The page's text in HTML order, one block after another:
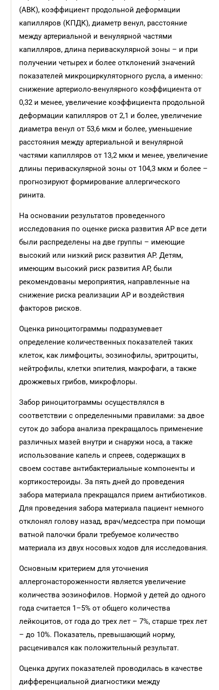
(АВК), коэффициент продольной деформации
капилляров (КПДК), диаметр венул, расстояние
между артериальной и венулярной частями
капилляров, длина периваскулярной зоны – и при
получении четырех и более отклонений значений
показателей микроциркуляторного русла, а именно:
снижение артериоло-венулярного коэффициента от
0,32 и менее, увеличение коэффициента продольной
деформации капилляров от 2,1 и более, увеличение
диаметра венул от 53,6 мкм и более, уменьшение
расстояния между артериальной и венулярной
частями капилляров от 13,2 мкм и менее, увеличение
длины периваскулярной зоны от 104,3 мкм и более –
прогнозируют формирование аллергического
ринита.
На основании результатов проведенного
исследования по оценке риска развития АР все дети
были распределены на две группы – имеющие
высокий или низкий риск развития АР. Детям,
имеющим высокий риск развития АР, были
рекомендованы мероприятия, направленные на
снижение риска реализации АР и воздействия
факторов рисков.
Оценка риноцитограммы подразумевает
определение количественных показателей таких
клеток, как лимфоциты, эозинофилы, эритроциты,
нейтрофилы, клетки эпителия, макрофаги, а также
дрожжевых грибов, микрофлоры.
Забор риноцитограммы осуществлялся в
соответствии с определенными правилами: за двое
суток до забора анализа прекращалось применение
различных мазей внутри и снаружи носа, а также
использование капель и спреев, содержащих в
своем составе антибактериальные компоненты и
кортикостероиды. За пять дней до проведения
забора материала прекращался прием антибиотиков.
Для проведения забора материала пациент немного
отклонял голову назад, врач/медсестра при помощи
ватной палочки брали требуемое количество
материала из двух носовых ходов для исследования.
Основным критерием для уточнения
аллергонастороженности является увеличение
количества эозинофилов. Нормой у детей до одного
года считается 1–5% от общего количества
лейкоцитов, от года до трех лет – 7%, старше трех лет
– до 10%. Показатель, превышающий норму,
расценивался как положительный результат.
Оценка других показателей проводилась в качестве
дифференциальной диагностики между